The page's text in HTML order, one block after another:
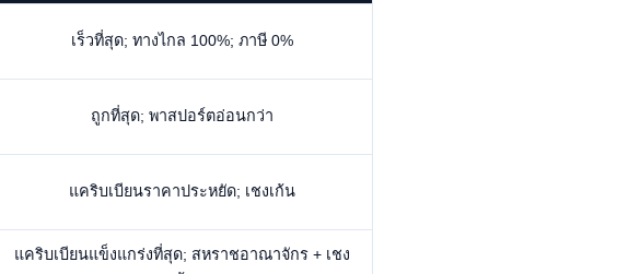
เร็วที่สุด; ทางไกล 100%; ภาษี 0%
ถูกที่สุด; พาสปอร์ตอ่อนกว่า
แคริบเบียนราคาประหยัด; เชงเก้น
แคริบเบียนแข็งแกร่งที่สุด; สหราชอาณาจักร + เชง